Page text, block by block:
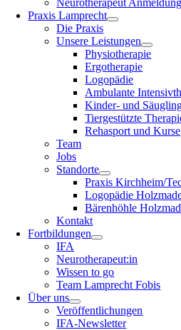
Neurotherapeut
Praxis Lamprecht
Die Praxis
Unsere Leistungen
Physiotherapie
Ergotherapie
Logopädie
Ambulante
Kinder- und
Tiergestützte
Rehasport und Kurse
Team
Jobs
Standorte
Praxis Kirchheim/
Logopädie
Bärenhöhle
Kontakt
Fortbildungen
IFA
Neurotherapeut:in
Wissen to go
Team Lamprecht Fobis
Über uns
Veröffentlichungen
IFA-Newsletter